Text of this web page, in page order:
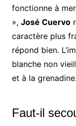
fonctionne à
», José Cuervo
caractère plus
répond bien.
blanche non
et à la grenadine.
Faut-il